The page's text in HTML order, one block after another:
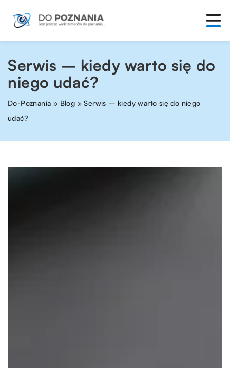
Serwis – kiedy warto się do
niego udać?
Do-Poznania » Blog »Serwis – kiedy warto się do niego
udać?